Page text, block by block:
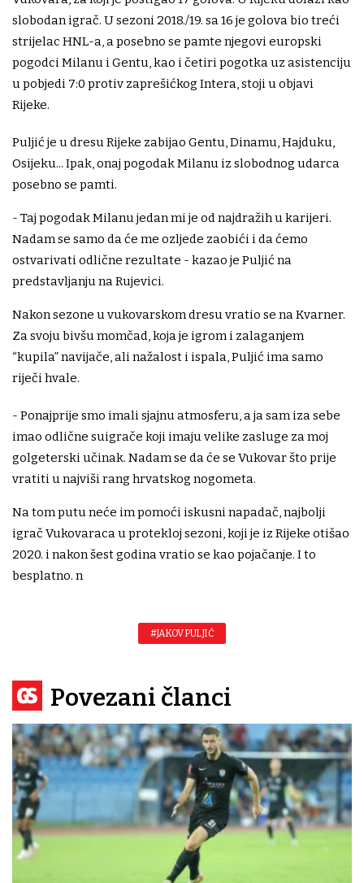
slobodan igrač. U sezoni 2018./19. sa 16 je golova bio treći
strijelac HNL-a, a posebno se pamte njegovi europski
pogodci Milanu i Gentu, kao i četiri pogotka uz asistenciju
u pobjedi 7:0 protiv zaprešićkog Intera, stoji u objavi
Rijeke.
Puljić je u dresu Rijeke zabijao Gentu, Dinamu, Hajduku,
Osijeku... Ipak, onaj pogodak Milanu iz slobodnog udarca
posebno se pamti.
- Taj pogodak Milanu jedan mi je od najdražih u karijeri.
Nadam se samo da će me ozljede zaobići i da ćemo
ostvarivati odlične rezultate - kazao je Puljić na
predstavljanju na Rujevici.
Nakon sezone u vukovarskom dresu vratio se na Kvarner.
Za svoju bivšu momčad, koja je igrom i zalaganjem
“kupila” navijače, ali nažalost i ispala, Puljić ima samo
riječi hvale.
- Ponajprije smo imali sjajnu atmosferu, a ja sam iza sebe
imao odlične suigrače koji imaju velike zasluge za moj
golgeterski učinak. Nadam se da će se Vukovar što prije
vratiti u najviši rang hrvatskog nogometa.
Na tom putu neće im pomoći iskusni napadač, najbolji
igrač Vukovaraca u protekloj sezoni, koji je iz Rijeke otišao
2020. i nakon šest godina vratio se kao pojačanje. I to
besplatno. n
#JAKOV PULJIĆ
Povezani članci